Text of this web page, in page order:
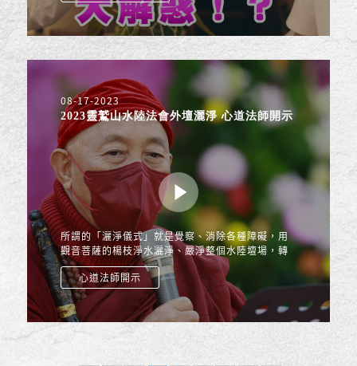
08-17-2023
2023靈鷲山水陸法會外壇灑淨 心道法師開示
所謂的「灑淨儀式」就是覺察、消除各種障礙，用
觀音菩薩的楊枝淨水灑淨、嚴淨整個水陸壇場，轉
換成觀音菩薩願力的道場，並清除眾生的妄念煩惱
以及所有的汙穢不淨...
心道法師開示